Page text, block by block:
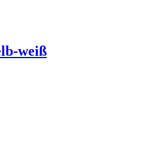
weiß